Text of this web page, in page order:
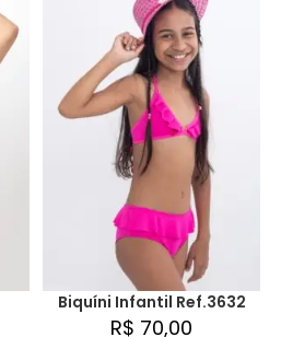
Biquíni Infantil Ref.3632
R$ 70,00